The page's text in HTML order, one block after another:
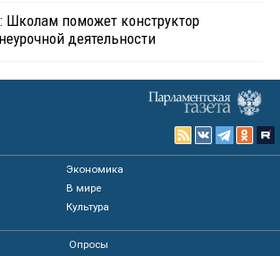
Школам поможет конструктор
деятельности
Экономика
В мире
Культура
Опросы